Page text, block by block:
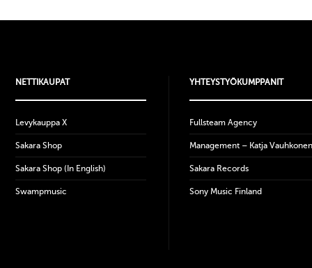
NETTIKAUPAT
Levykauppa X
Sakara Shop
Sakara Shop (In English)
Swampmusic
YHTEYSTYÖKUMPPANIT
Fullsteam Agency
Management – Katja Vauhkonen
Sakara Records
Sony Music Finland